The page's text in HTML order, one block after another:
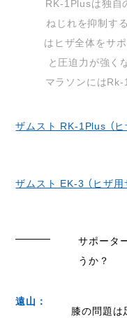
RK-1Plusは独自
ねじれを抑制す
はヒザ全体をサ
と圧迫力が強く
マラソンにはRk-
ザムスト RK-1Plus （
ザムスト EK-3 （ヒザ用
サポータ
うか？
遠山：
膝の問題は